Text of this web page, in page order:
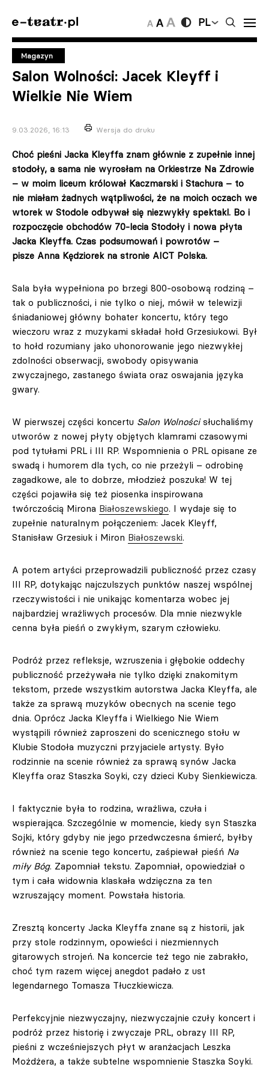
PL
Magazyn
Salon Wolności: Jacek Kleyff i
Wielkie Nie Wiem
9.03.2026, 16:13 Wersja do druku
Choć pieśni Jacka Kleyffa znam głównie z zupełnie innej
stodoły, a sama nie wyrosłam na Orkiestrze Na Zdrowie
– w moim liceum królował Kaczmarski i Stachura – to
nie miałam żadnych wątpliwości, że na moich oczach we
wtorek w Stodole odbywał się niezwykły spektakl. Bo i
rozpoczęcie obchodów 70-lecia Stodoły i nowa płyta
Jacka Kleyffa. Czas podsumowań i powrotów –
pisze Anna Kędziorek na stronie AICT Polska.
Sala była wypełniona po brzegi 800-osobową rodziną –
tak o publiczności, i nie tylko o niej, mówił w telewizji
śniadaniowej główny bohater koncertu, który tego
wieczoru wraz z muzykami składał hołd Grzesiukowi. Był
to hołd rozumiany jako uhonorowanie jego niezwykłej
zdolności obserwacji, swobody opisywania
zwyczajnego, zastanego świata oraz oswajania języka
gwary.
W pierwszej części koncertu Salon Wolnościsłuchaliśmy
utworów z nowej płyty objętych klamrami czasowymi
pod tytułami PRL i III RP. Wspomnienia o PRL opisane ze
swadą i humorem dla tych, co nie przeżyli – odrobinę
zagadkowe, ale to dobrze, młodzież poszuka! W tej
części pojawiła się też piosenka inspirowana
twórczością Mirona Białoszewskiego. I wydaje się to
zupełnie naturalnym połączeniem: Jacek Kleyff,
Stanisław Grzesiuk i Miron Białoszewski.
A potem artyści przeprowadzili publiczność przez czasy
III RP, dotykając najczulszych punktów naszej wspólnej
rzeczywistości i nie unikając komentarza wobec jej
najbardziej wrażliwych procesów. Dla mnie niezwykle
cenna była pieśń o zwykłym, szarym człowieku.
Podróż przez refleksje, wzruszenia i głębokie oddechy
publiczność przeżywała nie tylko dzięki znakomitym
tekstom, przede wszystkim autorstwa Jacka Kleyffa, ale
także za sprawą muzyków obecnych na scenie tego
dnia. Oprócz Jacka Kleyffa i Wielkiego Nie Wiem
wystąpili również zaproszeni do scenicznego stołu w
Klubie Stodoła muzyczni przyjaciele artysty. Było
rodzinnie na scenie również za sprawą synów Jacka
Kleyffa oraz Staszka Soyki, czy dzieci Kuby Sienkiewicza.
I faktycznie była to rodzina, wrażliwa, czuła i
wspierająca. Szczególnie w momencie, kiedy syn Staszka
Sojki, który gdyby nie jego przedwczesna śmierć, byłby
również na scenie tego koncertu, zaśpiewał pieśń Na
miły Bóg. Zapomniał tekstu. Zapomniał, opowiedział o
tym i cała widownia klaskała wdzięczna za ten
wzruszający moment. Powstała historia.
Zresztą koncerty Jacka Kleyffa znane są z historii, jak
przy stole rodzinnym, opowieści i niezmiennych
gitarowych strojeń. Na koncercie też tego nie zabrakło,
choć tym razem więcej anegdot padało z ust
legendarnego Tomasza Tłuczkiewicza.
Perfekcyjnie niezwyczajny, niezwyczajnie czuły koncert i
podróż przez historię i zwyczaje PRL, obrazy III RP,
pieśni z wcześniejszych płyt w aranżacjach Leszka
Możdżera, a także subtelne wspomnienie Staszka Soyki.